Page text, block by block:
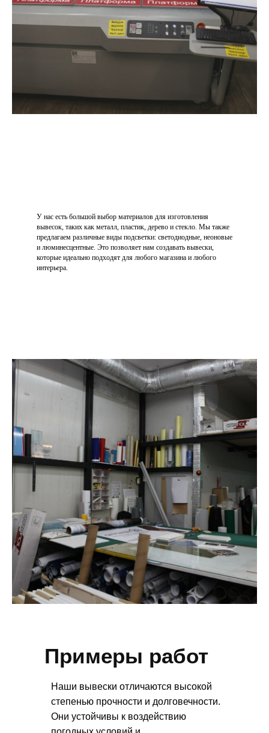
У нас есть большой выбор материалов для изготовления
вывесок, таких как металл, пластик, дерево и стекло. Мы также
предлагаем различные виды подсветки: светодиодные, неоновые
и люминесцентные. Это позволяет нам создавать вывески,
которые идеально подходят для любого магазина и любого
интерьера.
Примеры работ
Наши вывески отличаются высокой
степенью прочности и долговечности.
Они устойчивы к воздействию